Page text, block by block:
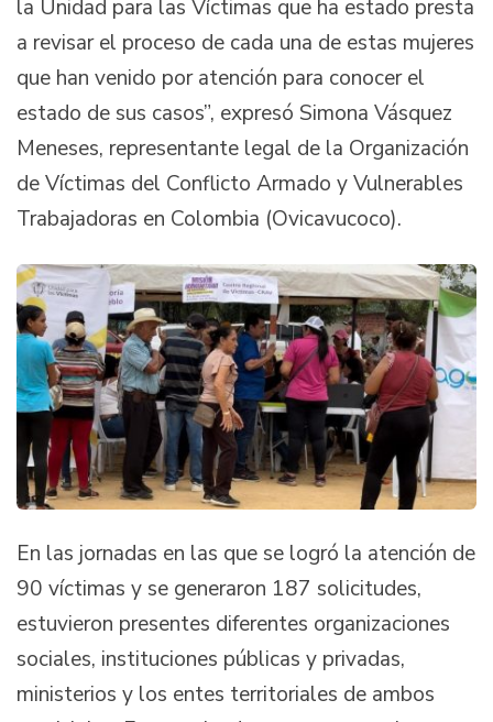
la Unidad para las Víctimas que ha estado presta
a revisar el proceso de cada una de estas mujeres
que han venido por atención para conocer el
estado de sus casos”, expresó Simona Vásquez
Meneses, representante legal de la Organización
de Víctimas del Conflicto Armado y Vulnerables
Trabajadoras en Colombia (Ovicavucoco).
En las jornadas en las que se logró la atención de
90 víctimas y se generaron 187 solicitudes,
estuvieron presentes diferentes organizaciones
sociales, instituciones públicas y privadas,
ministerios y los entes territoriales de ambos